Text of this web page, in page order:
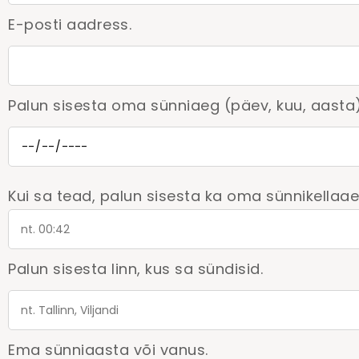
E-posti aadress.
Palun sisesta oma sünniaeg (päev, kuu,
Kui sa tead, palun sisesta ka oma
Palun sisesta linn, kus sa sündisid.
Ema sünniaasta või vanus.